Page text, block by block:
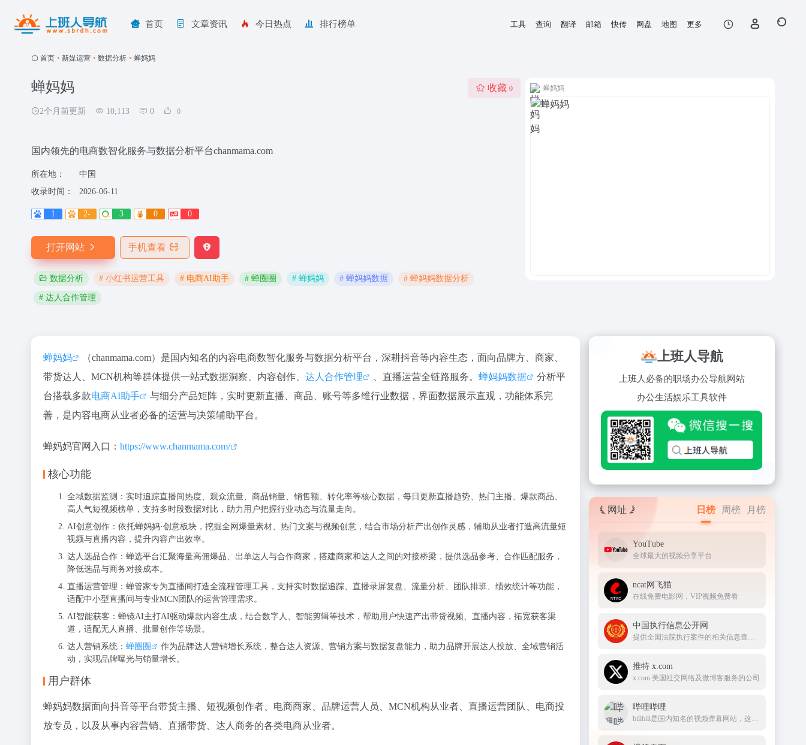
首页 文章资讯 今日热点 排行榜单 工具 查询 翻译 邮箱 快传 网盘 地图 更多
首页 • 新媒运营 • 数据分析 • 蝉妈妈
蝉妈妈
2个月前更新 10,113 0 0
收藏 0
国内领先的电商数智化服务与数据分析平台chanmama.com
所在地：
中国
收录时间：
2026-06-11
1 2- 3 0 0
打开网站 手机查看
数据分析 # 小红书运营工具 # 电商AI助手 # 蝉圈圈 # 蝉妈妈 # 蝉妈妈数据 # 蝉妈妈数据分析
# 达人合作管理
蝉妈妈
蝉妈妈
（chanmama.com）是国内知名的内容电商数智化服务与数据分析平台，深耕抖音等内容生态，面向品牌方、商家、
带货达人、MCN机构等群体提供一站式数据洞察、内容创作、 达人合作管理 、直播运营全链路服务。 蝉妈妈数据
分析平
台搭载多款电商AI助手
与细分产品矩阵，实时更新直播、商品、账号等多维行业数据，界面数据展示直观，功能体系完
善，是内容电商从业者必备的运营与决策辅助平台。
蝉妈妈官网入口： https://www.chanmama.com/
核心功能
全域数据监测：实时追踪直播间热度、观众流量、商品销量、销售额、转化率等核心数据，每日更新直播趋势、热门主播、爆款商品、
高人气短视频榜单，支持多时段数据对比，助力用户把握行业动态与流量走向。
AI创意创作：依托蝉妈妈·创意板块，挖掘全网爆量素材、热门文案与视频创意，结合市场分析产出创作灵感，辅助从业者打造高流量短
视频与直播内容，提升内容产出效率。
达人选品合作：蝉选平台汇聚海量高佣爆品、出单达人与合作商家，搭建商家和达人之间的对接桥梁，提供选品参考、合作匹配服务，
降低选品与商务对接成本。
直播运营管理：蝉管家专为直播间打造全流程管理工具，支持实时数据追踪、直播录屏复盘、流量分析、团队排班、绩效统计等功能，
适配中小型直播间与专业MCN团队的运营管理需求。
AI智能获客：蝉镜AI主打AI驱动爆款内容生成，结合数字人、智能剪辑等技术，帮助用户快速产出带货视频、直播内容，拓宽获客渠
道，适配无人直播、批量创作等场景。
达人营销系统： 蝉圈圈
作为品牌达人营销增长系统，整合达人资源、营销方案与数据复盘能力，助力品牌开展达人投放、全域营销活
动，实现品牌曝光与销量增长。
用户群体
蝉妈妈数据面向抖音等平台带货主播、短视频创作者、电商商家、品牌运营人员、MCN机构从业者、直播运营团队、电商投
放专员，以及从事内容营销、直播带货、达人商务的各类电商从业者。
上班人导航
上班人必备的职场办公导航网站
办公生活娱乐工具软件
网址 日榜 周榜 月榜
YouTube
全球最大的视频分享平台
ncat网飞猫
在线免费电影网，VIP视频免费看
中国执行信息公开网
提供全国法院执行案件的相关信息查询服务
推特 x.com
x.com 美国社交网络及微博客服务的公司
哔哩哔哩
bilibili是国内知名的视频弹幕网站，这里有及时的动漫新番，活跃的ACG氛围，有创意的Up主。大家可以在这里找到许多欢乐。